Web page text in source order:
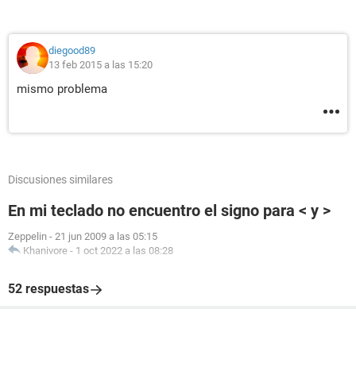
diegood89
13 feb 2015 a las 15:20
mismo problema
Discusiones similares
En mi teclado no encuentro el signo para < y >
Zeppelin - 21 jun 2009 a las 05:15
Khanivore - 1 oct 2022 a las 08:28
52 respuestas